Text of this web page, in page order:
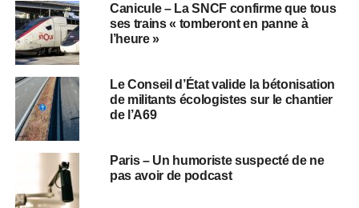
Canicule – La SNCF confirme que tous
ses trains « tomberont en panne à
l’heure »
Le Conseil d’État valide la bétonisation
de militants écologistes sur le chantier
de l’A69
Paris – Un humoriste suspecté de ne
pas avoir de podcast